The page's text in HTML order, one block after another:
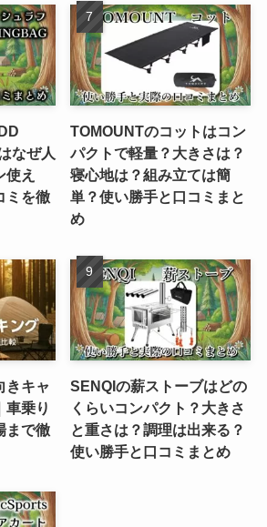
なぜ人
使え
ミを徹
TOMOUNTのコットはコン
パクトで軽量？大きさは？
寝心地は？組み立ては簡
単？使い勝手と口コミまと
め
きキャ
車乗り
まで徹
SENQIの薪ストーブはどの
くらいコンパクト？大きさ
と重さは？調理は出来る？
使い勝手と口コミまとめ